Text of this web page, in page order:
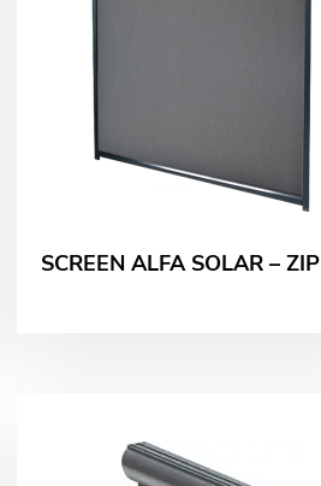
SCREEN ALFA SOLAR – ZIP